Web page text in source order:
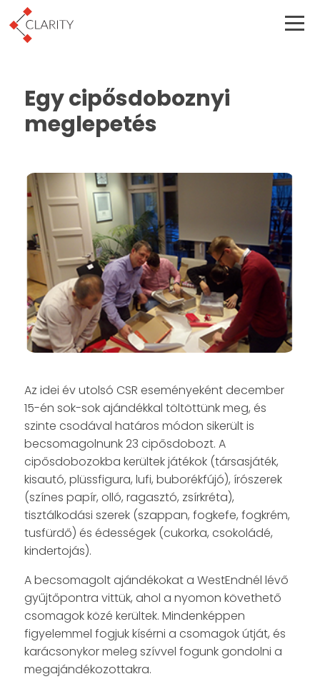
Egy cipősdoboznyi
meglepetés
Az idei év utolsó CSR eseményeként december
15-én sok-sok ajándékkal töltöttünk meg, és
szinte csodával határos módon sikerült is
becsomagolnunk 23 cipősdobozt. A
cipősdobozokba kerültek játékok (társasjáték,
kisautó, plüssfigura, lufi, buborékfújó), írószerek
(színes papír, olló, ragasztó, zsírkréta),
tisztálkodási szerek (szappan, fogkefe, fogkrém,
tusfürdő) és édességek (cukorka, csokoládé,
kindertojás).
A becsomagolt ajándékokat a WestEndnél lévő
gyűjtőpontra vittük, ahol a nyomon követhető
csomagok közé kerültek. Mindenképpen
figyelemmel fogjuk kísérni a csomagok útját, és
karácsonykor meleg szívvel fogunk gondolni a
megajándékozottakra.